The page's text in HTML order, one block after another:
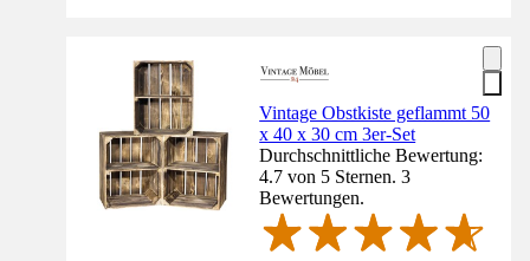
Vintage Obstkiste geflammt 50
x 40 x 30 cm 3er-Set
Durchschnittliche Bewertung:
4.7 von 5 Sternen. 3
Bewertungen.